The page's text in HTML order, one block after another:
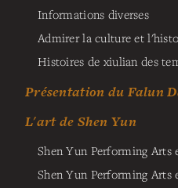
Informations diverses
Admirer la culture et
Histoires de xiulian des
Présentation du Falun
L'art de Shen Yun
Shen Yun Performing Arts
Shen Yun Performing Arts